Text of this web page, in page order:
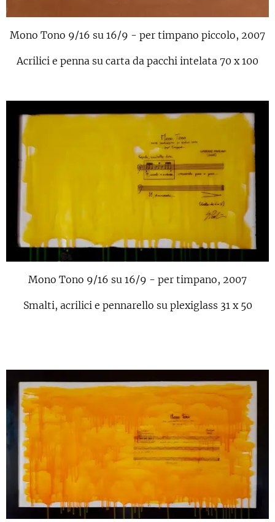
Mono Tono 9/16 su 16/9 - per timpano piccolo, 2007
Acrilici e penna su carta da pacchi intelata 70 x 100
Mono Tono 9/16 su 16/9 - per timpano, 2007
Smalti, acrilici e pennarello su plexiglass 31 x 50